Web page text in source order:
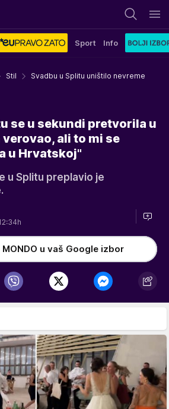
Sport Info
Stil Svadbu u Splitu uništilo nevreme
se u sekundi pretvorila u
ali to mi se
u Hrvatskoj"
u Splitu preplavio je
u vaš Google izbor